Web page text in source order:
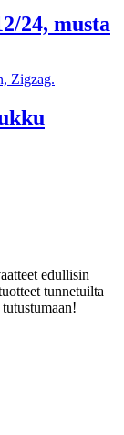
24, musta
edullisin
tunnetuilta